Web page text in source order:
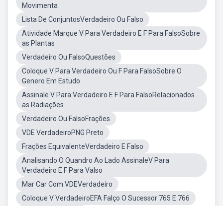
Movimenta
Lista De ConjuntosVerdadeiro Ou Falso
Atividade Marque V Para Verdadeiro E F Para FalsoSobre
as Plantas
Verdadeiro Ou FalsoQuestões
Coloque V Para Verdadeiro Ou F Para FalsoSobre O
Genero Em Estudo
Assinale V Para Verdadeiro E F Para FalsoRelacionados
as Radiações
Verdadeiro Ou FalsoFrações
VDE VerdadeiroPNG Preto
Frações EquivalenteVerdadeiro E Falso
Analisando O Quandro Ao Lado AssinaleV Para
Verdadeiro E F Para Valso
Mar Car Com VDEVerdadeiro
Coloque V VerdadeiroEFA Falço O Sucessor 765 E 766